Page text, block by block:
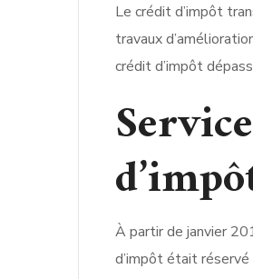
Le crédit d’impôt
travaux
crédit d’impôt
À partir de janvier
d’impôt était réservé